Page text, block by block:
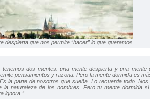
despierta que nos permite “hacer” lo que queramos
tenemos dos mentes: una mente despierta y una
pensamientos y razona. Pero la mente dormida es
la parte de nosotros que sueña. Lo recuerda todo.
la naturaleza de los nombres. Pero tu mente dormida
ignora.”